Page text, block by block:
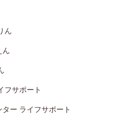
ん
ん
フサポート
ー ライフサポート